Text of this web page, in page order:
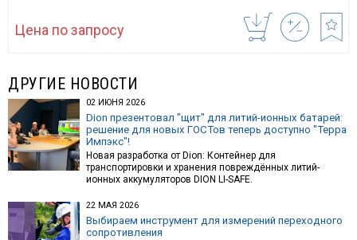
Цена по запросу
ДРУГИЕ НОВОСТИ
02 ИЮНЯ 2026
Dion презентовал "щит" для литий-ионных батарей:
решение для новых ГОСТов теперь доступно "Терра
Импэкс"!
Новая разработка от Dion: Контейнер для
транспортировки и хранения повреждённых литий-
ионных аккумуляторов DION LI-SAFE.
22 МАЯ 2026
Выбираем инструмент для измерений переходного
сопротивления